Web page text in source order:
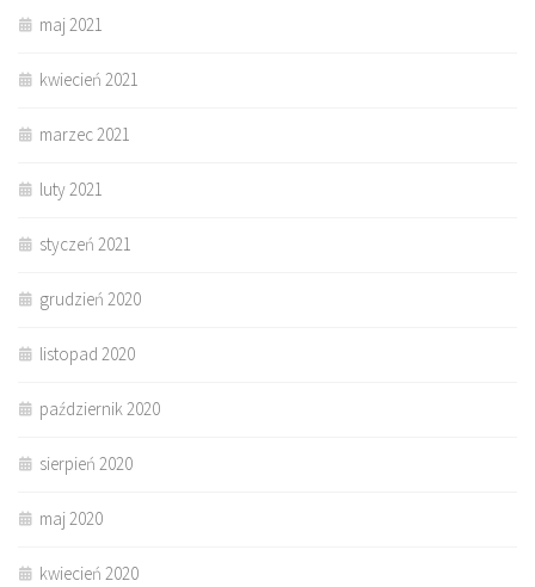
maj 2021
kwiecień 2021
marzec 2021
luty 2021
styczeń 2021
grudzień 2020
listopad 2020
październik 2020
sierpień 2020
maj 2020
kwiecień 2020